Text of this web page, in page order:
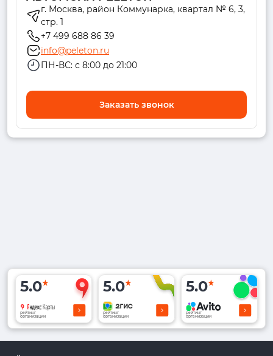
г. Москва, район Коммунарка, квартал № 6, 3,
стр. 1
+7 499 688 86 39
info@peleton.ru
ПН-ВС: с 8:00 до 21:00
Заказать звонок
5.0
рейтинг
организации
5.0
рейтинг
организации
5.0
рейтинг
организации